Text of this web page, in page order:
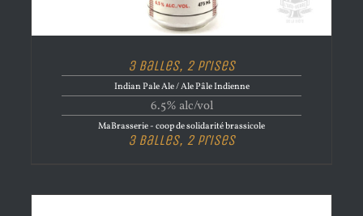
3 Balles, 2 Prises
Indian Pale Ale / Ale Pâle Indienne
6.5% alc/vol
MaBrasserie - coop de solidarité brassicole
3 Balles, 2 Prises